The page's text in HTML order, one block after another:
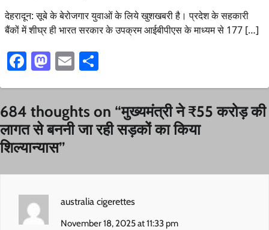
देहरादून: सूबे के बेरोजगार युवाओं के लिये खुशखबरी है। प्रदेश के सहकारी
बैंकों में शीघ्र ही भारत सरकार के उपक्रम आईबीपीएस के माध्यम से 177 […]
Facebook
Mastodon
Email
684 thoughts on “मुख्यमंत्री ने ₹55 करोड़ की
लागत से बननी जा रही सड़कों का किया
शिल्यान्यास”
australia cigerettes
November 18, 2025 at 11:33 pm